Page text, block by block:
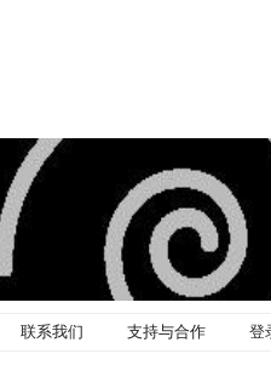
联系我们 支持与合作 登